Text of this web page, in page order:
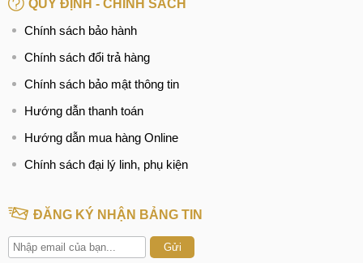
QUY ĐỊNH - CHÍNH SÁCH
Chính sách bảo hành
Chính sách đổi trả hàng
Chính sách bảo mật thông tin
Hướng dẫn thanh toán
Hướng dẫn mua hàng Online
Chính sách đại lý linh, phụ kiện
ĐĂNG KÝ NHẬN BẢNG TIN
Gửi